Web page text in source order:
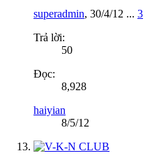
superadmin, 30/4/12 ... 3
Trả lời:
50
Đọc:
8,928
haiyian
8/5/12